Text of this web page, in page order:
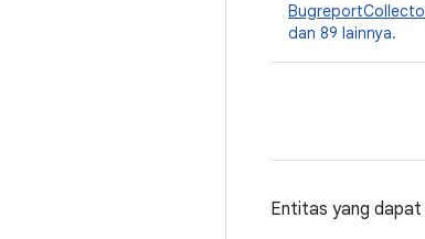
dan 89 lainnya.
Entitas yang dapat